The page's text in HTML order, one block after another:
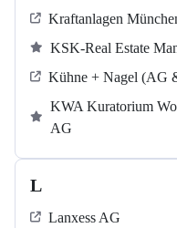
Kraftanlagen
KSK-Real Estate
Kühne + Nagel (AG
KWA Kuratorium
AG
L
Lanxess AG